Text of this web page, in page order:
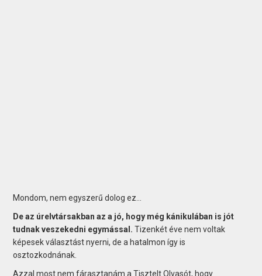
Mondom, nem egyszerű dolog ez…
De az úrelvtársakban az a jó, hogy még kánikulában is jót
tudnak veszekedni egymással.Tizenkét éve nem voltak
képesek választást nyerni, de a hatalmon így is
osztozkodnának.
Azzal most nem fárasztanám a Tisztelt Olvasót, hogy